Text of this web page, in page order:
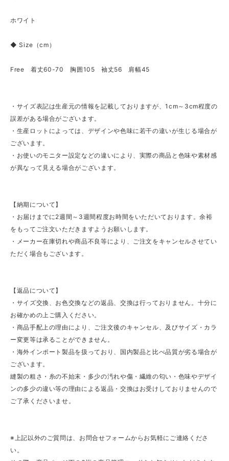
ホワイト
◆ Size（cm）
Free 着丈60-70 胸囲105 袖丈56 肩幅45
・サイズ表記は生産元の情報を記載しておりますが、1cm～3cm程度の
誤差がある場合がございます。
・生産ロットによっては、デザインや色味に若干の違いが生じる場合が
ございます。
・お使いのモニター設定などの違いにより、実際の商品と色味や素材感
が異なって見える場合がございます。
【納期について】
・お届けまでに2週間～3週間程度お時間をいただいております。余裕
をもってご注文いただきますようお願いします。
・メーカー在庫切れや商品不良等により、ご注文をキャンセルさせてい
ただく場合もございます。
【返品について】
・サイズ交換、お色交換などの返品、交換は行っておりません。十分に
お確かめの上ご購入ください。
・商品手配上の理由により、ご注文後のキャンセル、及びサイズ・カラ
ー変更等は承ることができません。
・海外インポート製品を扱っており、国内製品と比べ品質が劣る場合が
ございます。
縫製の粗さ・糸の不始末・多少の汚れや傷・繊維の匂い・色味やデザイ
ンの多少の違い等の理由による返品・交換はお受けしておりませんので
ご了承くださいませ。
※上記以外のご質問は、お問合せフォームからお気軽にご連絡くださ
い。